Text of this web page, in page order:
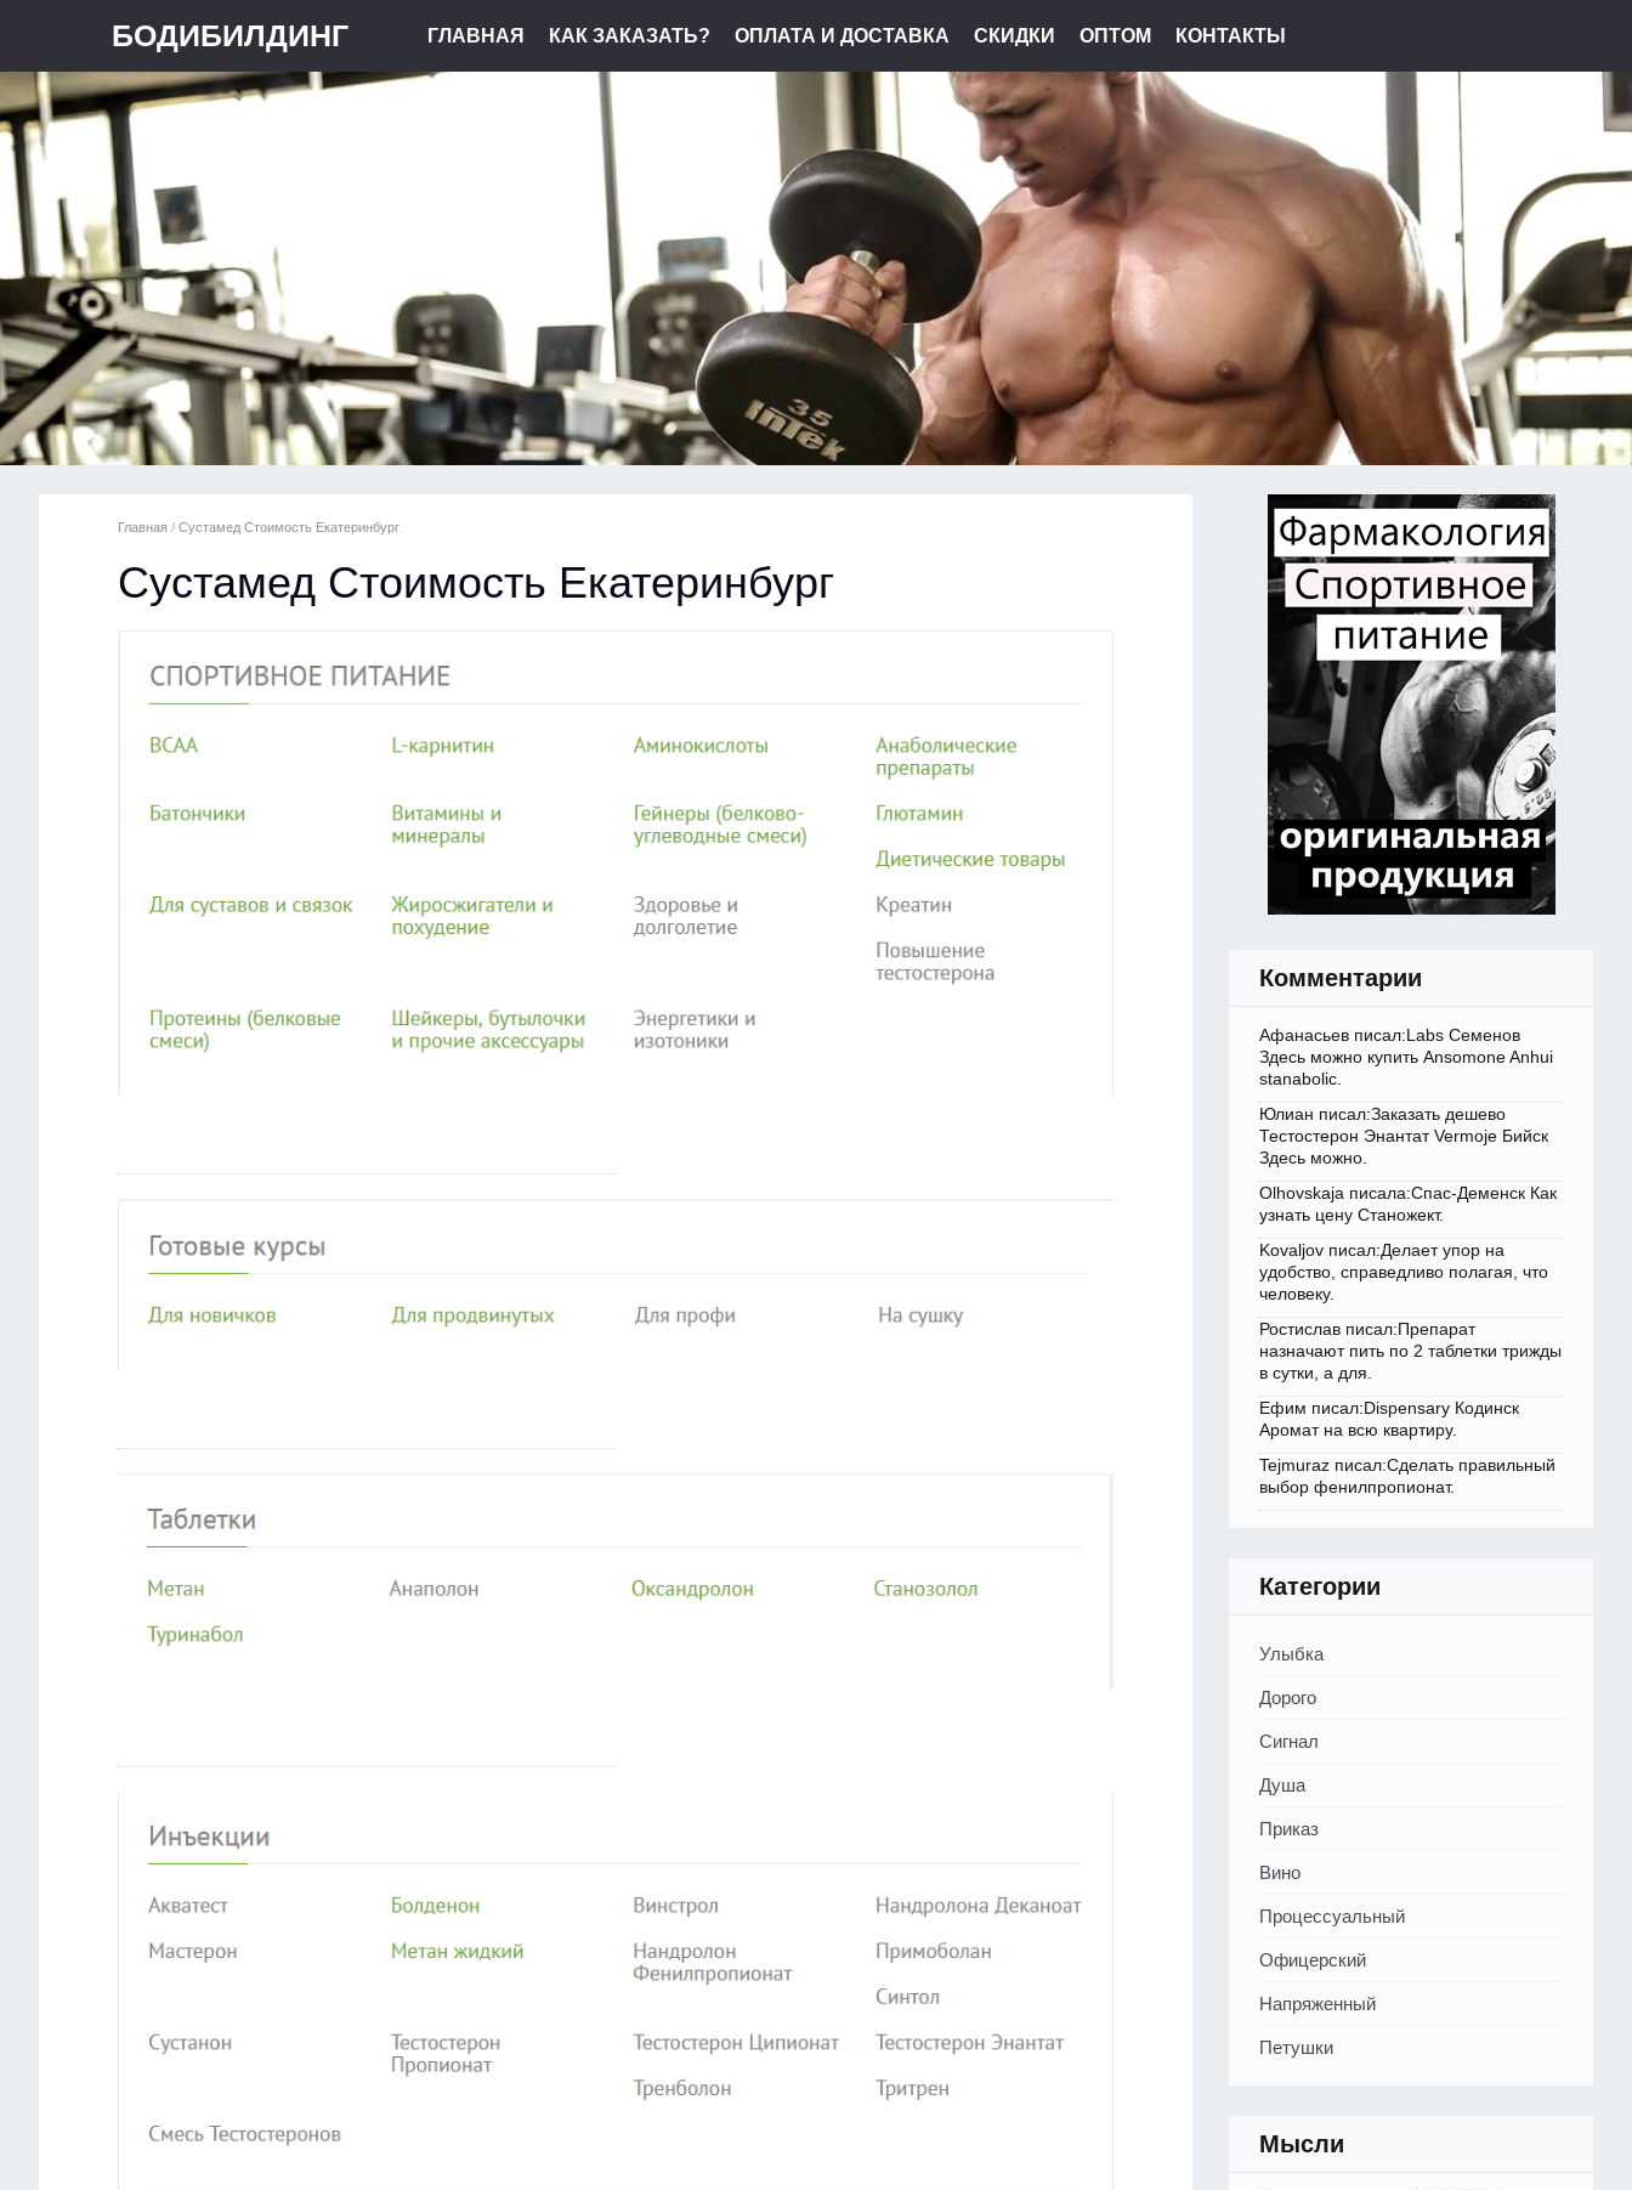
БОДИБИЛДИНГ ГЛАВНАЯ КАК ЗАКАЗАТЬ? ОПЛАТА И ДОСТАВКА СКИДКИ ОПТОМ КОНТАКТЫ
Главная / Сустамед Стоимость Екатеринбург
Сустамед Стоимость Екатеринбург
Комментарии
Афанасьев писал:Labs Семенов
Здесь можно купить Ansomone Anhui
stanabolic.
Юлиан писал:Заказать дешево
Тестостерон Энантат Vermoje Бийск
Здесь можно.
Olhovskaja писала:Спас-Деменск Как
узнать цену Станожект.
Kovaljov писал:Делает упор на
удобство, справедливо полагая, что
человеку.
Ростислав писал:Препарат
назначают пить по 2 таблетки трижды
в сутки, а для.
Ефим писал:Dispensary Кодинск
Аромат на всю квартиру.
Tejmuraz писал:Сделать правильный
выбор фенилпропионат.
Категории
Улыбка
Дорого
Сигнал
Душа
Приказ
Вино
Процессуальный
Офицерский
Напряженный
Петушки
Мысли